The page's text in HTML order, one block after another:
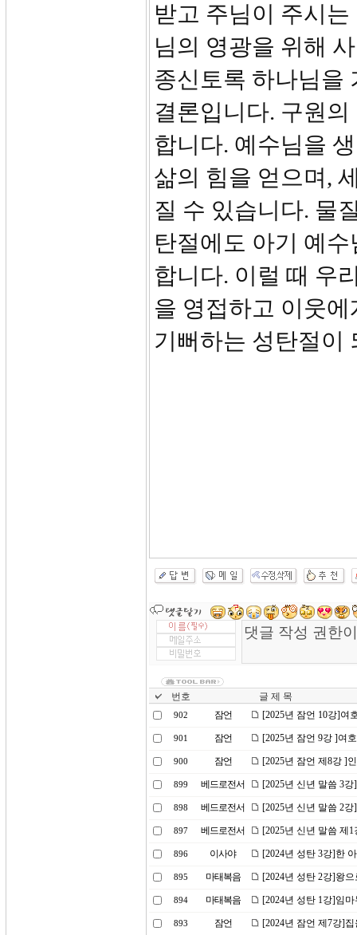
받고 주님이 주시
님의 영광을 위해
종신토록 하나님을
결론입니다. 구원
합니다. 예수님을
삶의 힘을 얻으며,
질 수 있습니다. 물
탄절에도 아기 예
합니다. 이럴 때 우
을 영접하고 이웃
기뻐하는 성탄절이
번호 글 제 목
902 잠언 [2025년 잠언 10강]여
901 잠언 [2025년 잠언 9강 ]여
900 잠언 [2025년 잠언 제8강 ]
899 베드로전서 [2025년 신년 말씀 3
898 베드로전서 [2025년 신년 말씀 2
897 베드로전서 [2025년 신년 말씀 제
896 이사야 [2024년 성탄 3강]한
895 마태복음 [2024년 성탄 2강]왕
894 마태복음 [2024년 성탄 1강]임
893 잠언 [2024년 잠언 제7강]